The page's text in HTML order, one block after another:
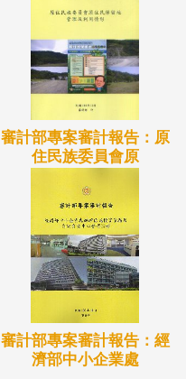
審計部專案審計報告：原
住民族委員會原
審計部專案審計報告：經
濟部中小企業處